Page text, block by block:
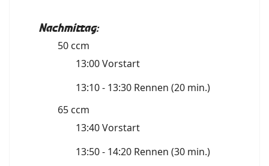
Nachmittag:
50 ccm
13:00 Vorstart
13:10 - 13:30 Rennen (20 min.)
65 ccm
13:40 Vorstart
13:50 - 14:20 Rennen (30 min.)